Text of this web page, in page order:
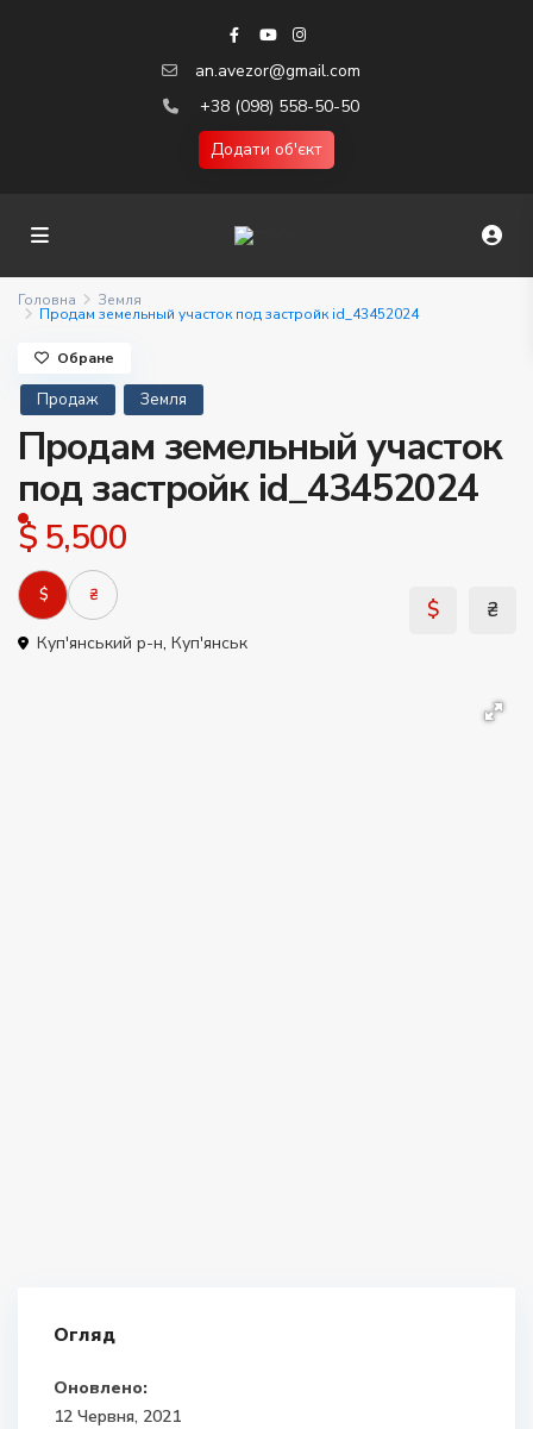
an.avezor@gmail.com
+38 (098) 558-50-50
Додати об'єкт
Головна Земля
Продам земельный участок под застройк id_43452024
Продаж Земля
Продам земельный участок
под застройк id_43452024
$ 5,500
$ ₴
Куп'янський р-н, Куп'янськ
Обране
Огляд
Оновлено:
12 Червня, 2021
$ ₴